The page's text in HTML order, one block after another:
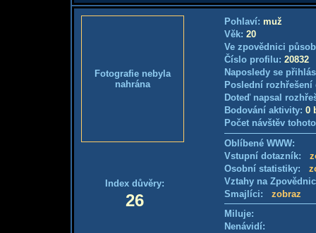
Fotografie nebyla
nahrána
Index důvěry:
26
Pohlaví: muž
Věk: 20
Ve zpovědnici
Číslo profilu: 20832
Naposledy se
Poslední
Doteď napsal
Bodování aktivity: 0
Počet návštěv
Oblíbené WWW:
Vstupní dotazník:
Osobní statistiky:
Vztahy na
Smajlíci: zobraz
Miluje:
Nenávidí: